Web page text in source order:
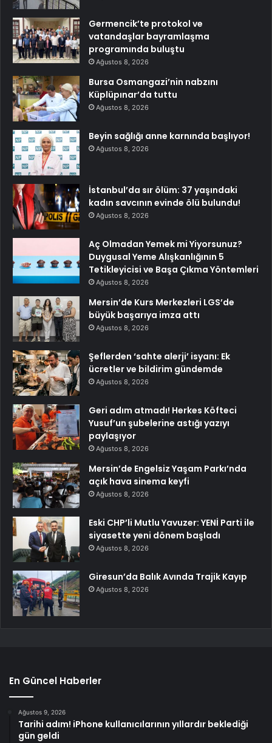
Germencik’te protokol ve
vatandaşlar bayramlaşma
programında buluştu
Ağustos 8, 2026
Bursa Osmangazi’nin nabzını
Küplüpınar’da tuttu
Ağustos 8, 2026
Beyin sağlığı anne karnında başlıyor!
Ağustos 8, 2026
İstanbul’da sır ölüm: 37 yaşındaki
kadın savcının evinde ölü bulundu!
Ağustos 8, 2026
Aç Olmadan Yemek mi Yiyorsunuz?
Duygusal Yeme Alışkanlığının 5
Tetikleyicisi ve Başa Çıkma Yöntemleri
Ağustos 8, 2026
Mersin’de Kurs Merkezleri LGS’de
büyük başarıya imza attı
Ağustos 8, 2026
Şeflerden ‘sahte alerji’ isyanı: Ek
ücretler ve bildirim gündemde
Ağustos 8, 2026
Geri adım atmadı! Herkes Köfteci
Yusuf’un şubelerine astığı yazıyı
paylaşıyor
Ağustos 8, 2026
Mersin’de Engelsiz Yaşam Parkı’nda
açık hava sinema keyfi
Ağustos 8, 2026
Eski CHP’li Mutlu Yavuzer: YENİ Parti ile
siyasette yeni dönem başladı
Ağustos 8, 2026
Giresun’da Balık Avında Trajik Kayıp
Ağustos 8, 2026
En Güncel Haberler
Ağustos 9, 2026
Tarihi adım! iPhone kullanıcılarının yıllardır beklediği
gün geldi